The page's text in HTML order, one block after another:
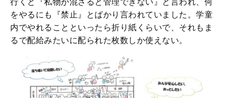
行くと『私物が混ざると管理できない』と言われ、何
をやるにも『禁止』とばかり言われていました。学童
内でやれることといったら折り紙くらいで、それもま
るで配給みたいに配られた枚数しか使えない。